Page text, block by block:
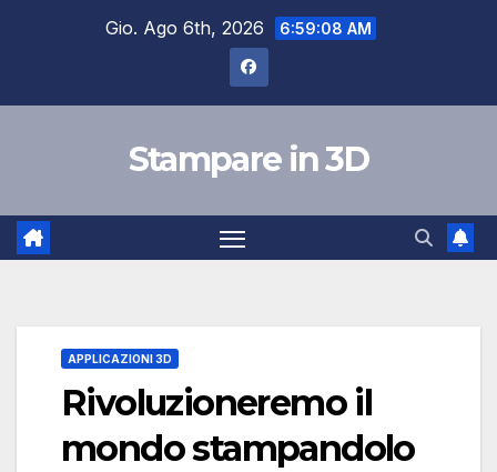
Gio. Ago 6th, 2026 6:59:09 AM
Stampare in 3D
APPLICAZIONI 3D
Rivoluzioneremo il
mondo stampandolo